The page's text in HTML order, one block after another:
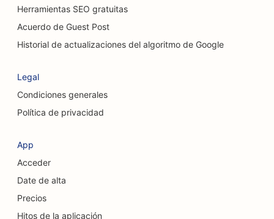
SEO para servicios de limpieza
SEO para empresas de consultoría
SEO para cirujanos estéticos
SEO para servicios de cambio de divisas
SEO para cooperativas de crédito
Herramientas SEO gratuitas
Acuerdo de Guest Post
Historial de actualizaciones del algoritmo de Google
Legal
Condiciones generales
Política de privacidad
App
Acceder
Date de alta
Precios
Hitos de la aplicación